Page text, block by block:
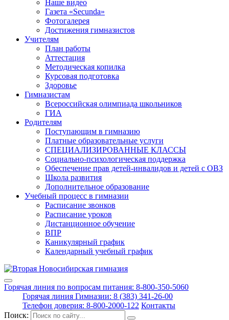
Наше видео
Газета «Secunda»
Фотогалерея
Достижения гимназистов
Учителям
План работы
Аттестация
Методическая копилка
Курсовая подготовка
Здоровье
Гимназистам
Всероссийская олимпиада школьников
ГИА
Родителям
Поступающим в гимназию
Платные образовательные услуги
СПЕЦИАЛИЗИРОВАННЫЕ КЛАССЫ
Социально-психологическая поддержка
Обеспечение прав детей-инвалидов и детей с ОВЗ
Школа развития
Дополнительное образование
Учебный процесс в гимназии
Расписание звонков
Расписание уроков
Дистанционное обучение
ВПР
Каникулярный график
Календарный учебный график
Горячая линия по вопросам питания: 8-800-350-5060
Горячая линия Гимназии: 8 (383) 341-26-00
Телефон доверия: 8-800-2000-122 Контакты
Поиск: